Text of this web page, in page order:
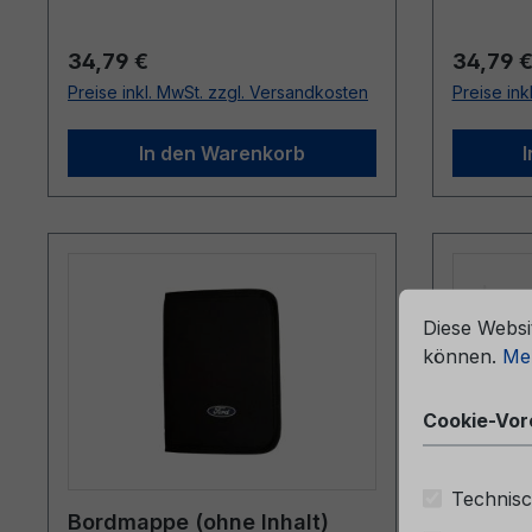
Regulärer Preis:
34,79 €
Preise inkl. MwSt. zzgl. Versandkosten
In den Warenkorb
34,79 €
Preise
Bordmappe (ohne Inhalt)
Cookie-
Erfahrung bieten zu können.
Mehr Informationen ...
Diese
können.
Cookie-